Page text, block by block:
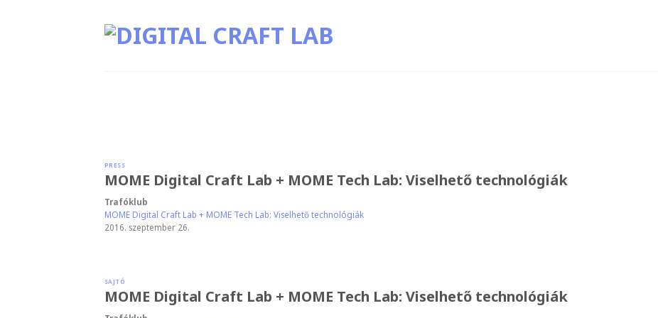
PRESS
MOME Digital Craft Lab + MOME Tech Lab: Viselhető technológiák
Trafóklub
MOME Digital Craft Lab + MOME Tech Lab: Viselhető technológiák
2016. szeptember 26.
SAJTÓ
MOME Digital Craft Lab + MOME Tech Lab: Viselhető technológiák